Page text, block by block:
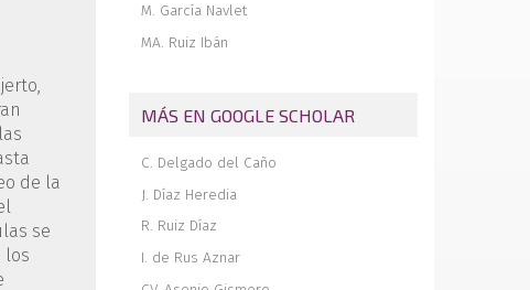
de la
se
los
M. García Navlet
MA. Ruiz Ibán
MÁS EN GOOGLE SCHOLAR
C. Delgado del Caño
J. Díaz Heredia
R. Ruiz Díaz
I. de Rus Aznar